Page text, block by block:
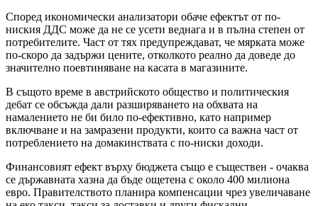
Според икономически анализатори обаче ефектът от по-
ниския ДДС може да не се усети веднага и в пълна степен от
потребителите. Част от тях предупреждават, че мярката може
по-скоро да задържи цените, отколкото реално да доведе до
значително поевтиняване на касата в магазините.
В същото време в австрийското общество и политическия
дебат се обсъжда дали разширяването на обхвата на
намалението не би било по-ефективно, като например
включване и на замразени продукти, които са важна част от
потреблението на домакинствата с по-ниски доходи.
Финансовият ефект върху бюджета също е съществен - очаква
се държавната хазна да бъде ощетена с около 400 милиона
евро. Правителството планира компенсации чрез увеличаване